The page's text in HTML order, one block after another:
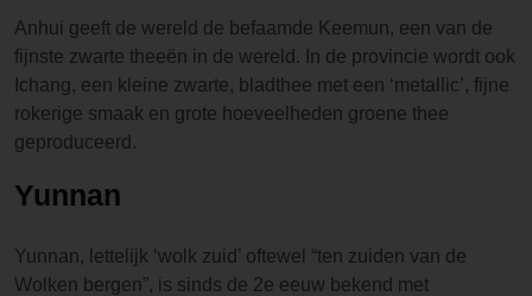
Anhui geeft de wereld de befaamde Keemun, een van de
fijnste zwarte theeën in de wereld. In de provincie wordt ook
Ichang, een kleine zwarte, bladthee met een ‘metallic’, fijne
rokerige smaak en grote hoeveelheden groene thee
geproduceerd.
Yunnan
Yunnan, lettelijk ‘wolk zuid’ oftewel “ten zuiden van de
Wolken bergen”, is sinds de 2e eeuw bekend met